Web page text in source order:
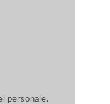
personale.